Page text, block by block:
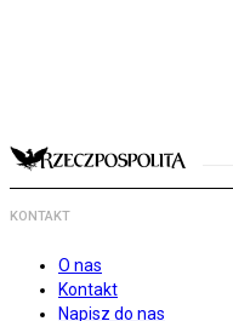
KONTAKT
O nas
Kontakt
Napisz do nas